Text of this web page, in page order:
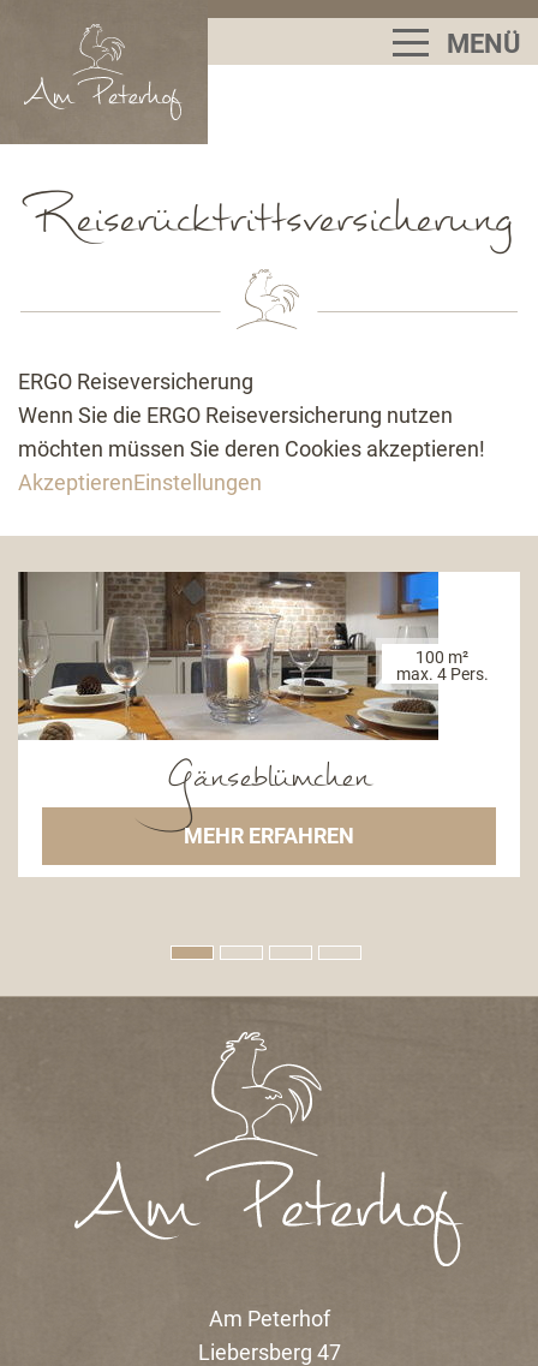
MENÜ
Reiserücktrittsversicherung
ERGO Reiseversicherung
Wenn Sie die ERGO Reiseversicherung nutzen
möchten müssen Sie deren Cookies akzeptieren!
AkzeptierenEinstellungen
Gänseblümchen
100 m²
max. 4 Pers.
MEHR ERFAHREN
Am Peterhof
Liebersberg 47